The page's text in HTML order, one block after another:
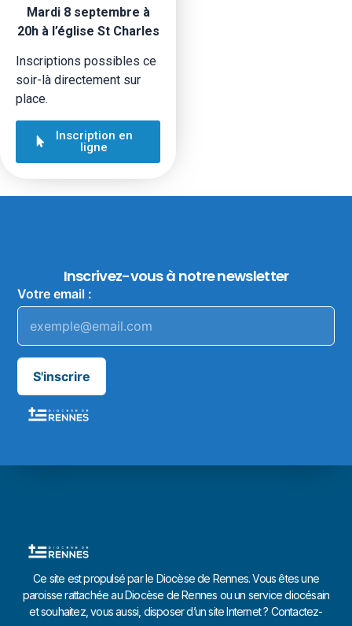
Mardi 8 septembre à
20h à l’église St Charles
Inscriptions possibles ce
soir-là directement sur
place.
Inscription en
ligne
Inscrivez-vous à notre newsletter
Votre email :
S'inscrire
Ce site est propulsé par le Diocèse de Rennes. Vous êtes une
paroisse rattachée au Diocèse de Rennes ou un service diocésain
et souhaitez, vous aussi, disposer d’un site Internet ? Contactez-